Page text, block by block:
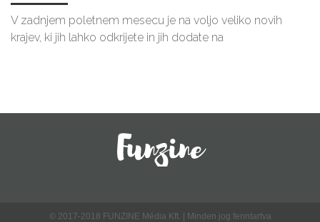
V zadnjem poletnem mesecu je na voljo veliko novih
krajev, ki jih lahko odkrijete in jih dodate na
© 2017-2018 FUNZINE Média Kft. | Minden jog fenntartva